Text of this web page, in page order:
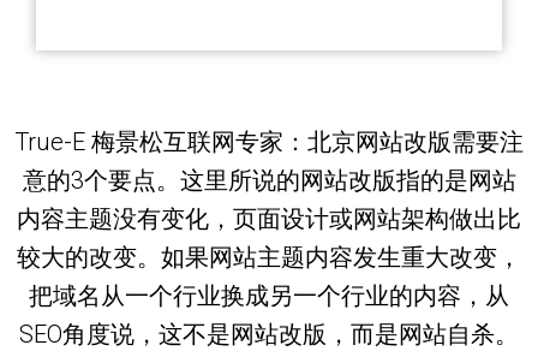
True-E 梅景松互联网专家：北京网站改版需要注
意的3个要点。这里所说的网站改版指的是网站
内容主题没有变化，页面设计或网站架构做出比
较大的改变。如果网站主题内容发生重大改变，
把域名从一个行业换成另一个行业的内容，从
SEO角度说，这不是网站改版，而是网站自杀。